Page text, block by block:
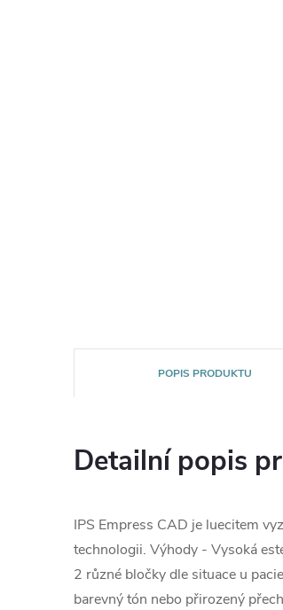
POPIS PRODUKTU
Detailní popis
IPS Empress CAD je luecitem
technologii. Výhody - Vysoká
2 různé bločky dle situace u
barevný tón nebo přirozený